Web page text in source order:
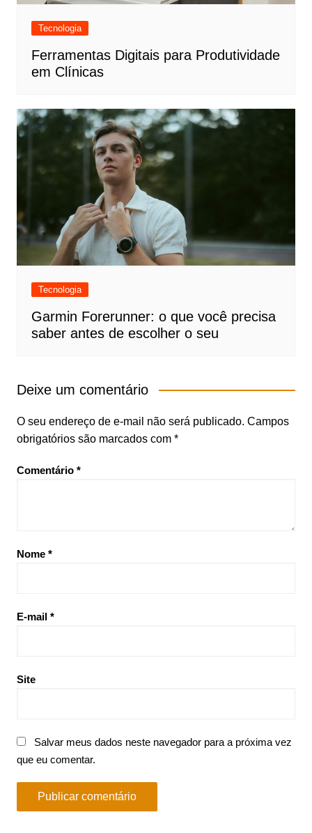
Tecnologia
Ferramentas Digitais para Produtividade
em Clínicas
Tecnologia
Garmin Forerunner: o que você precisa
saber antes de escolher o seu
Deixe um comentário
O seu endereço de e-mail não será publicado. Campos
obrigatórios são marcados com *
Comentário *
Nome *
E-mail *
Site
Salvar meus dados neste navegador para a próxima vez
que eu comentar.